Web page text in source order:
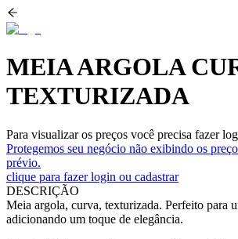
MEIA ARGOLA
TEXTURIZADA
Para visualizar os preços você precisa fazer
Protegemos seu negócio não exibindo os
prévio.
clique para fazer login ou cadastrar
DESCRIÇÃO
Meia argola, curva, texturizada. Perfeito para
adicionando um toque de elegância.